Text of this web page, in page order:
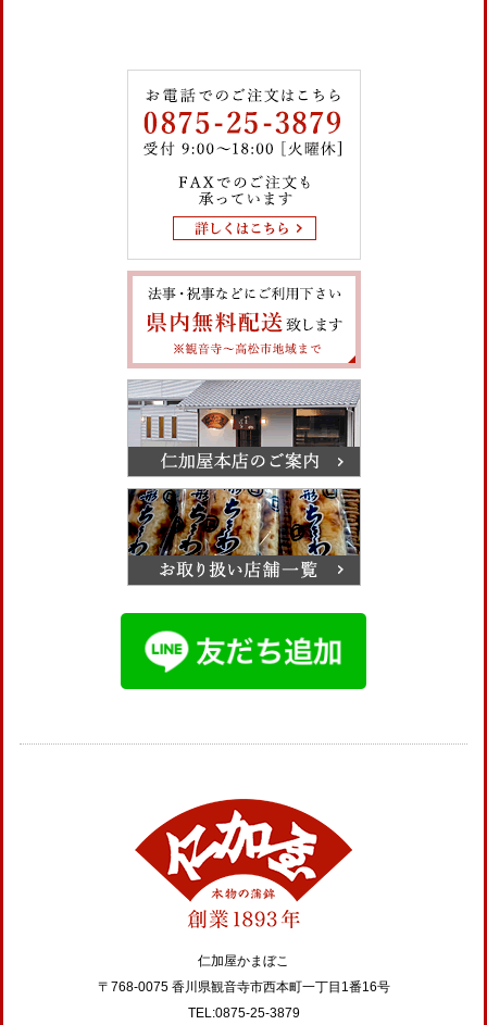
仁加屋かまぼこ
〒768-0075 香川県観音寺市西本町一丁目1番16号
TEL:0875-25-3879